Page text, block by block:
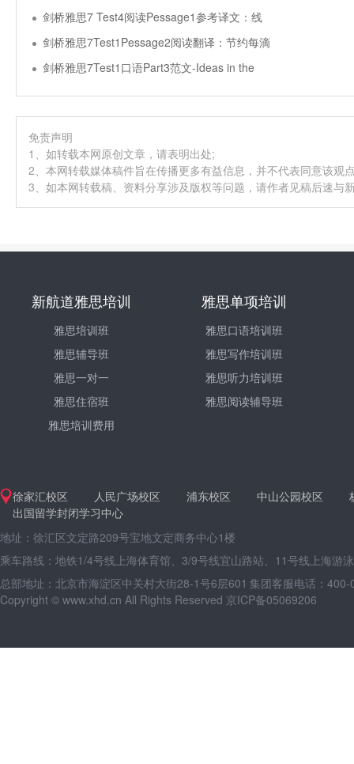
剑桥雅思7 Test4阅读Pessage1参考译文：线
剑桥雅思7Test1Pessage2阅读翻译：节约每滴
剑桥雅思7Test1口语Part3范文-Ideas in the
免责声明
1、如转载本网原创文章，请表明出处;
2、本网转载媒体稿件旨在传播更多有益信息，并不代表同意该观
3、如本网转载稿、资料分享涉及版权等问题，请作者见稿后速
新航道雅思培训
雅思培训班
雅思辅导班
雅思一对一
雅思住宿班
雅思培训费用
雅思单项培训
雅思口语培训班
雅思写作培训班
雅思听力培训班
雅思阅读辅导班
徐家汇校区 人民广场校区 浦东校区 中山公园校区
出国留学封闭学习中心
地址：徐汇区文定路209号宝地文定商务中心1楼
乘车路线：地铁1/4号线上海体育馆、3/9号线宜山路站、11号线上海游
总部地址：北京市海淀区中关村大街28-1号6层601 集团客服电话：
Copyright © www.xhd.cn All Rights Reserved 京ICP备05069206